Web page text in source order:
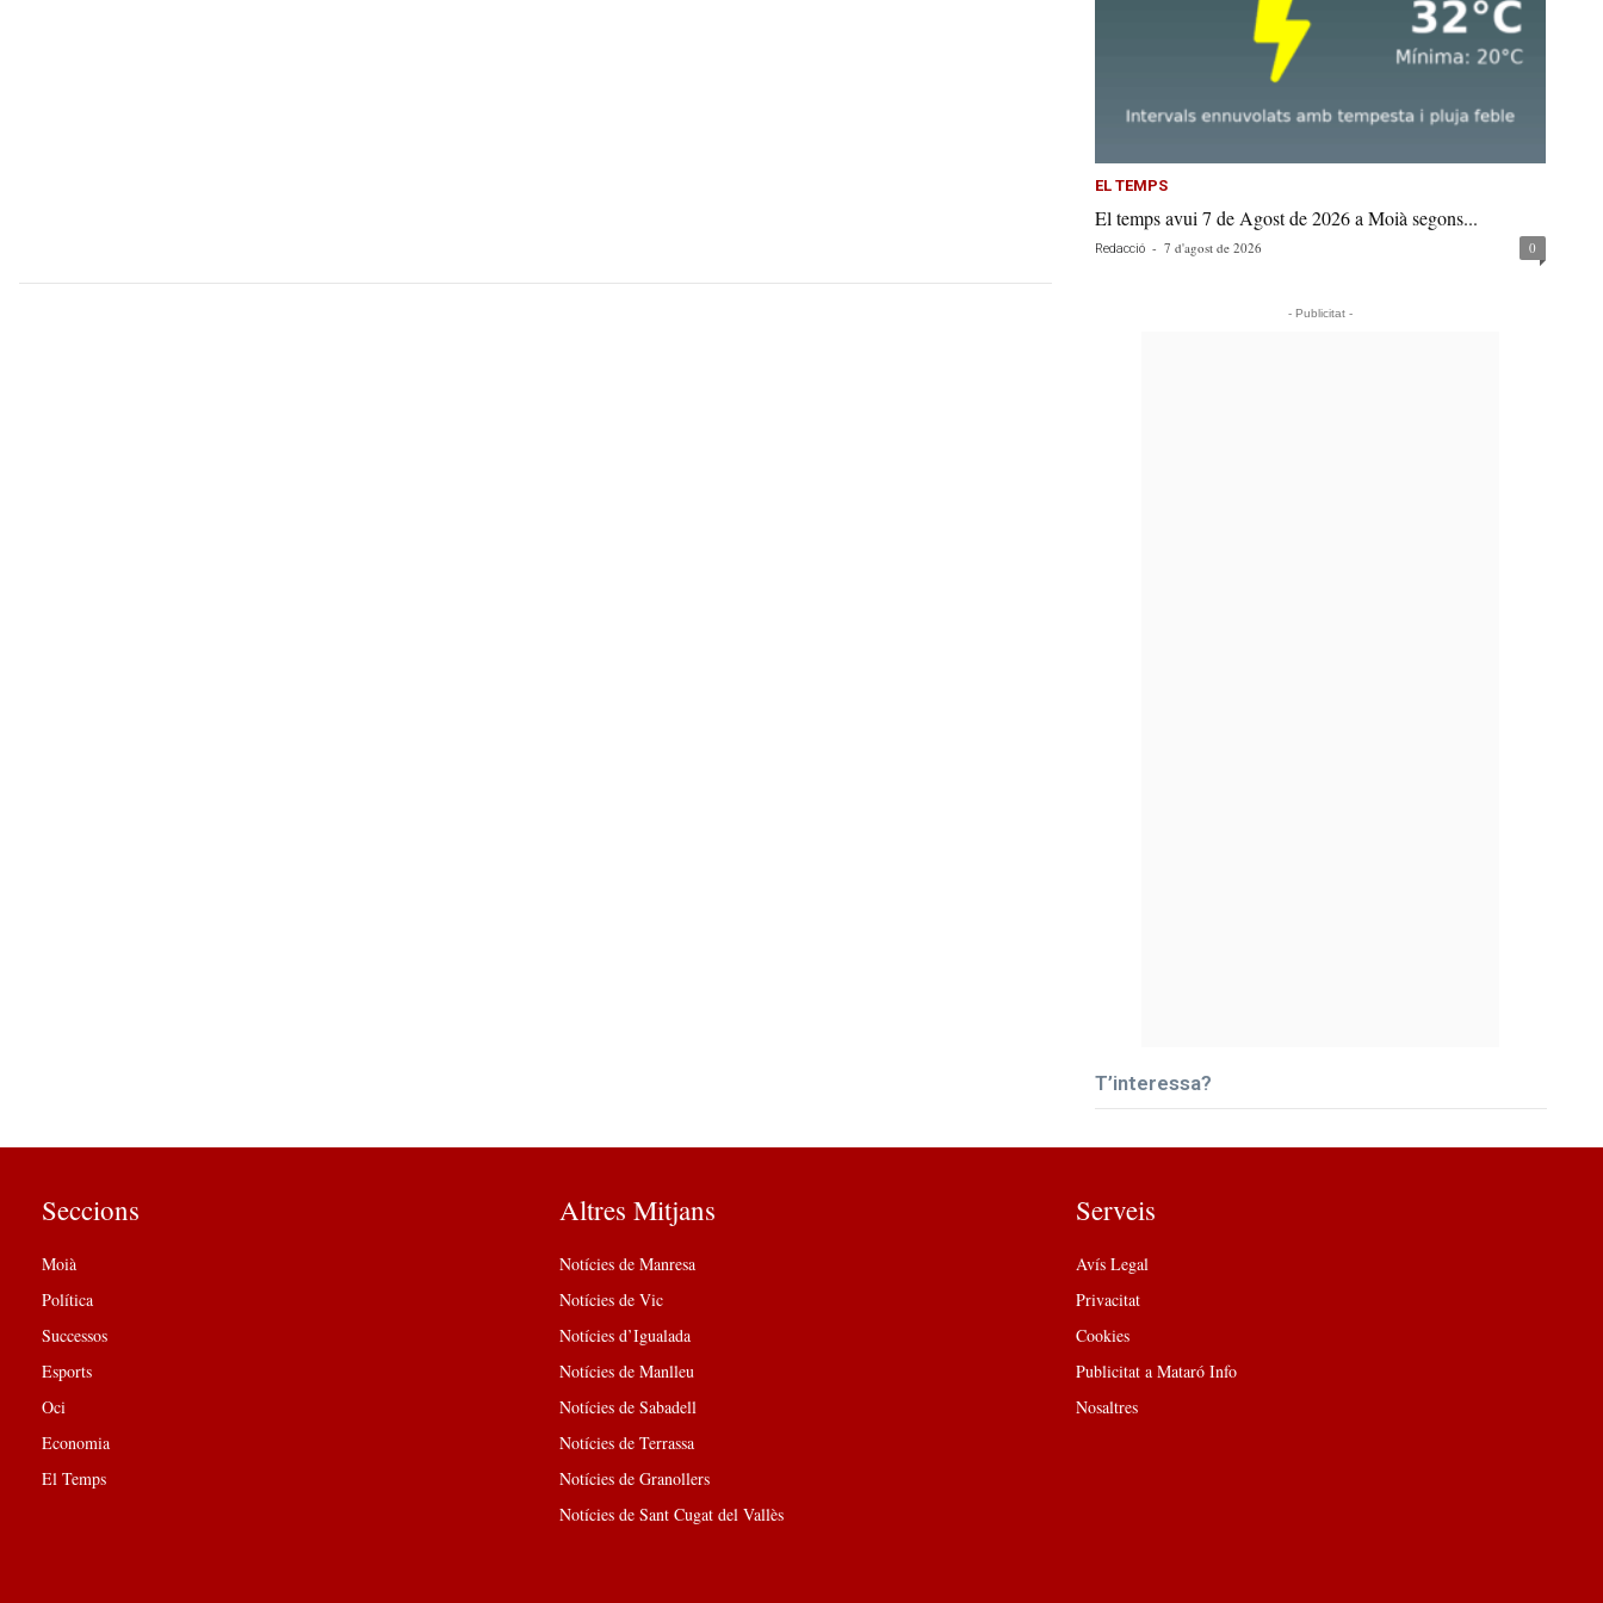
EL TEMPS
El temps avui 7 de Agost de 2026 a Moià segons...
Redacció - 7 d'agost de 2026 0
- Publicitat -
T’interessa?
Seccions
Moià
Política
Successos
Esports
Oci
Economia
El Temps
Altres Mitjans
Notícies de Manresa
Notícies de Vic
Notícies d’Igualada
Notícies de Manlleu
Notícies de Sabadell
Notícies de Terrassa
Notícies de Granollers
Notícies de Sant Cugat del Vallès
Serveis
Avís Legal
Privacitat
Cookies
Publicitat a Mataró Info
Nosaltres